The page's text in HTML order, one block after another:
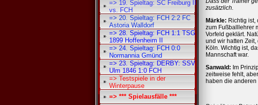
=> 19. Spieltag: SC Freiburg II
vs. FCH
=> 20. Spieltag: FCH 2:2 FC
Astoria Walldorf
=> 28. Spieltag: FCH 1:1 TSG
1899 Hoffenheim II
=> 24. Spieltag: FCH 0:0
Normannia Gmünd
=> 23. Spieltag: DERBY: SSV
Ulm 1846 1:0 FCH
=> Testspiele in der
Winterpause
=> *** Spielausfälle ***
zusätzlich.
Märkle: Richtig
zum Fußballlehrer
Vorfeld geklärt.
und wir hatten
Köln. Wichtig ist,
Mannschaft war.
Sanwald: Im
zeitweise fehlt,
haben die